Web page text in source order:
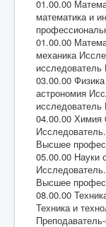
01.00.00
математика и
01.00.00
механика
03.00.00
астрономия
04.00.00 Химия
Высшее
05.00.00 Науки
Высшее
08.00.00
Техника и